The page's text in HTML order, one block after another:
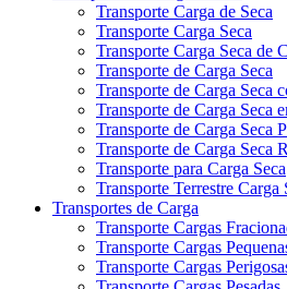
Transporte Carga de Seca
Transporte Carga Seca
Transporte Carga Seca de
Transporte de Carga Seca
Transporte de Carga Seca
Transporte de Carga Seca
Transporte de Carga Seca
Transporte de Carga Seca
Transporte para Carga Seca
Transporte Terrestre Carga
Transportes de Carga
Transporte Cargas
Transporte Cargas
Transporte Cargas